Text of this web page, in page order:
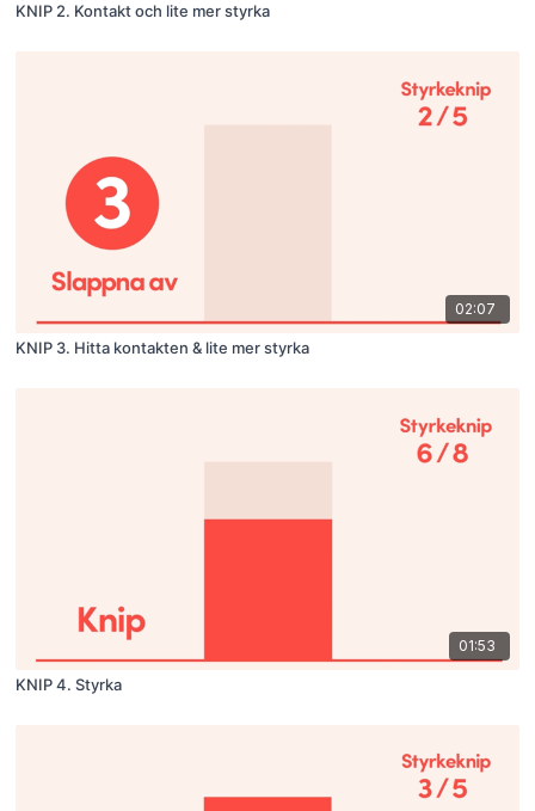
KNIP 2. Kontakt och lite mer styrka
02:07
KNIP 3. Hitta kontakten & lite mer styrka
01:53
KNIP 4. Styrka